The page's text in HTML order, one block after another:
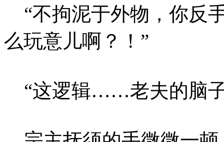
“不拘泥于外物，你反
么玩意儿啊？！”
“这逻辑……老夫的脑子